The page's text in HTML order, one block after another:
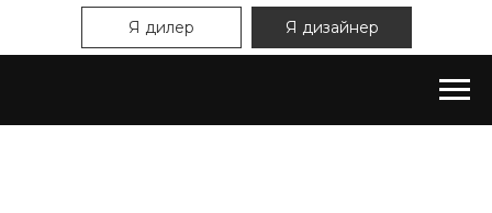
Я дилер Я дизайнер